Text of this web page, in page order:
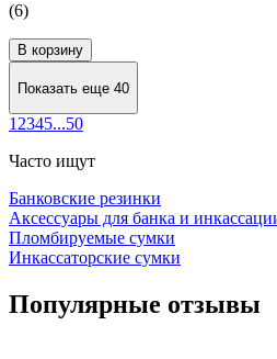
(6)
В корзину
Показать еще 40
1 2345...50
Часто ищут
Банковские резинки
Аксессуары для банка и
Пломбируемые сумки
Инкассаторские сумки
Популярные отзывы